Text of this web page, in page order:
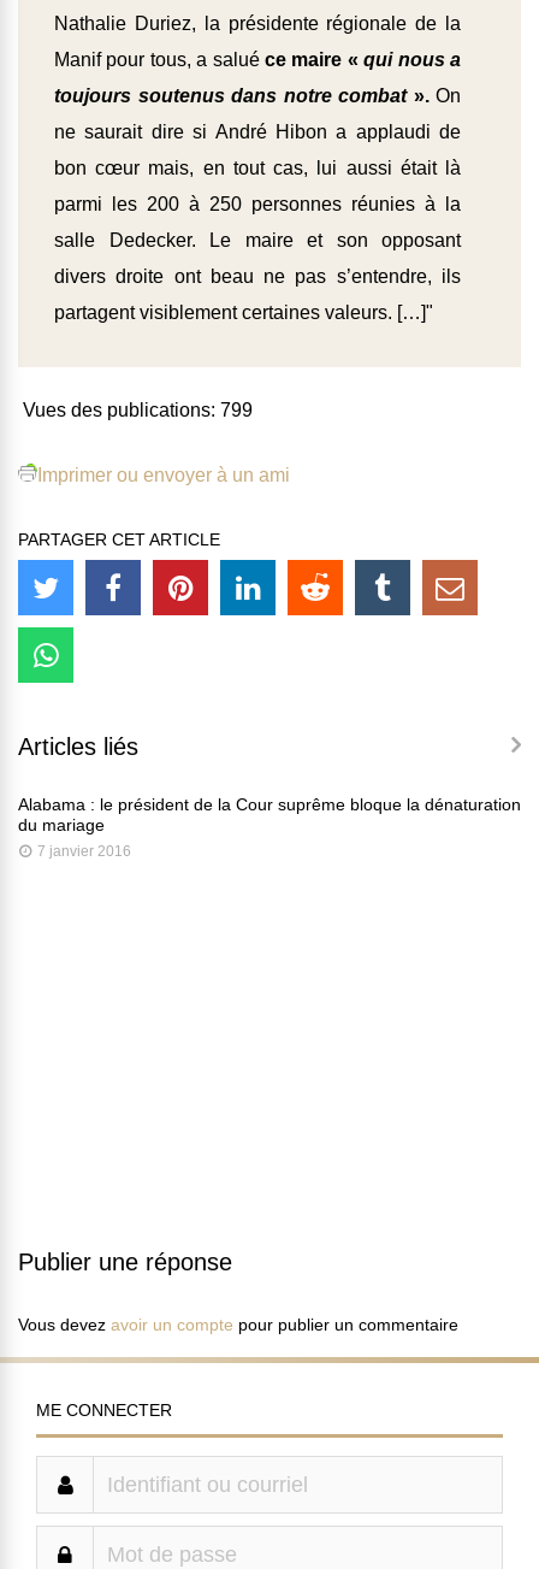
Nathalie Duriez, la présidente régionale de la
Manif pour tous, a saluéce maire «qui nous a
toujours soutenus dans notre combat».On
ne saurait dire si André Hibon a applaudi de
bon cœur mais, en tout cas, lui aussi était là
parmi les 200 à 250 personnes réunies à la
salle Dedecker. Le maire et son opposant
divers droite ont beau ne pas s’entendre, ils
partagent visiblement certaines valeurs. […]"
Vues des publications: 799
Imprimer ou envoyer à un ami
PARTAGER CET ARTICLE
Articles liés
Alabama : le président de la Cour suprême bloque la dénaturation
du mariage
7 janvier 2016
Publier une réponse
Vous devez avoir un compte pour publier un commentaire
ME CONNECTER